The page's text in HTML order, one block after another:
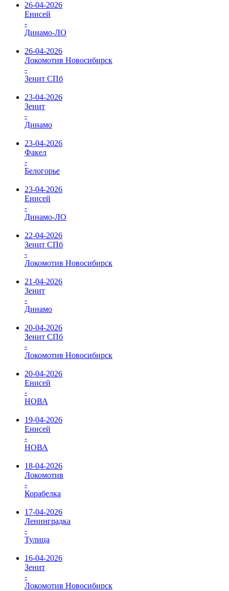
26-04-2026
Енисей
-
Динамо-ЛО
26-04-2026
Локомотив Новосибирск
-
Зенит СПб
23-04-2026
Зенит
-
Динамо
23-04-2026
Факел
-
Белогорье
23-04-2026
Енисей
-
Динамо-ЛО
22-04-2026
Зенит СПб
-
Локомотив Новосибирск
21-04-2026
Зенит
-
Динамо
20-04-2026
Зенит СПб
-
Локомотив Новосибирск
20-04-2026
Енисей
-
НОВА
19-04-2026
Енисей
-
НОВА
18-04-2026
Локомотив
-
Корабелка
17-04-2026
Ленинградка
-
Тулица
16-04-2026
Зенит
-
Локомотив Новосибирск